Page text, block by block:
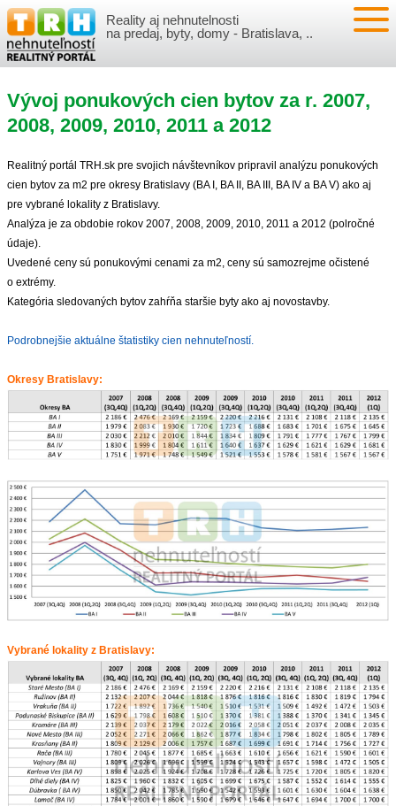
Reality aj nehnutelnosti
na predaj, byty, domy - Bratislava, ..
NEHNUTEĽNOSTI
BYTY
DOMY
NEBYTOVÉ PRIESTORY
REKREAČNÉ OBJEKTY
POZEMKY
VLOŽIŤ NEHNUTEĽNOSTI
MOJE REALITY
REGISTRÁCIA
ČLÁNKY O REALITÁCH
BÝVANIE A REALITY
FINANCIE
O NÁS
INFO
REALITNÁ INZERCIA NA TRH.SK
CENNÍK REALITNEJ INZERCIE
ZVÝRAZNENIE REALITNÝCH INZERÁTOV
PARTNERI
OBCHODNÉ PODMIENKY
KONTAKT
PRIPOMIENKY
Vývoj ponukových cien bytov za r. 2007,
2008, 2009, 2010, 2011 a 2012
Realitný portál TRH.sk pre svojich návštevníkov pripravil analýzu ponukových
cien bytov za m2 pre okresy Bratislavy (BA I, BA II, BA III, BA IV a BA V) ako aj
pre vybrané lokality z Bratislavy.
Analýza je za obdobie rokov 2007, 2008, 2009, 2010, 2011 a 2012 (polročné
údaje).
Uvedené ceny sú ponukovými cenami za m2, ceny sú samozrejme očistené
o extrémy.
Kategória sledovaných bytov zahŕňa staršie byty ako aj novostavby.
Podrobnejšie aktuálne štatistiky cien nehnuteľností.
Okresy Bratislavy:
Vybrané lokality z Bratislavy: